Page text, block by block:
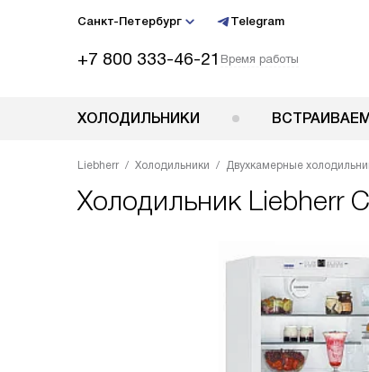
Санкт-Петербург Telegram
+7 800 333-46-21 Время работы
ХОЛОДИЛЬНИКИ
Liebherr Холодильники Двухкамерные
Холодильник Liebherr